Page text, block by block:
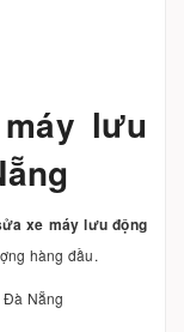
lưu
xe máy lưu động
hàng đầu.
Nẵng